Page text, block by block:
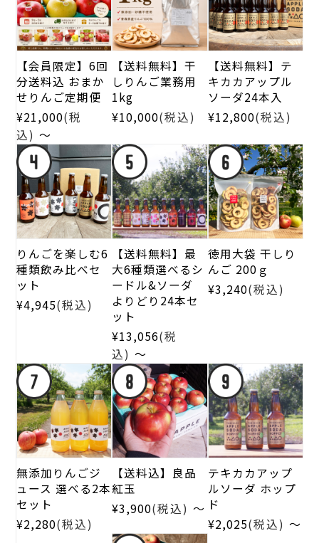
【会員限定】6回
分送料込 おまか
せりんご定期便
¥21,000(税
込) ～
【送料無料】干
しりんご業務用
1kg
¥10,000(税込)
【送料無料】テ
キカカアップル
ソーダ24本入
¥12,800(税込)
りんごを楽しむ6
種類飲み比べセ
ット
¥4,945(税込)
【送料無料】最
大6種類選べるシ
ードル&ソーダ
よりどり24本セ
ット
¥13,056(税
込) ～
徳用大袋 干しり
んご 200ｇ
¥3,240(税込)
無添加りんごジ
ュース 選べる2本
セット
¥2,280(税込)
【送料込】良品
紅玉
¥3,900(税込) ～
テキカカアップ
ルソーダ ホップ
ド
¥2,025(税込) ～